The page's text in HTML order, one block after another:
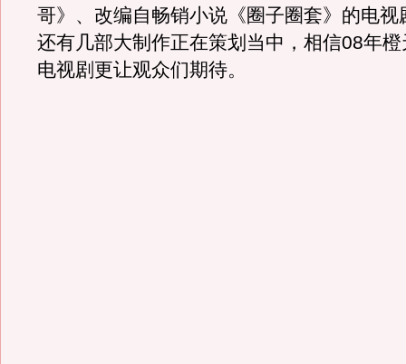
哥》、改编自畅销小说《圈子圈套》的电视
还有几部大制作正在策划当中，相信08年
电视剧更让观众们期待。